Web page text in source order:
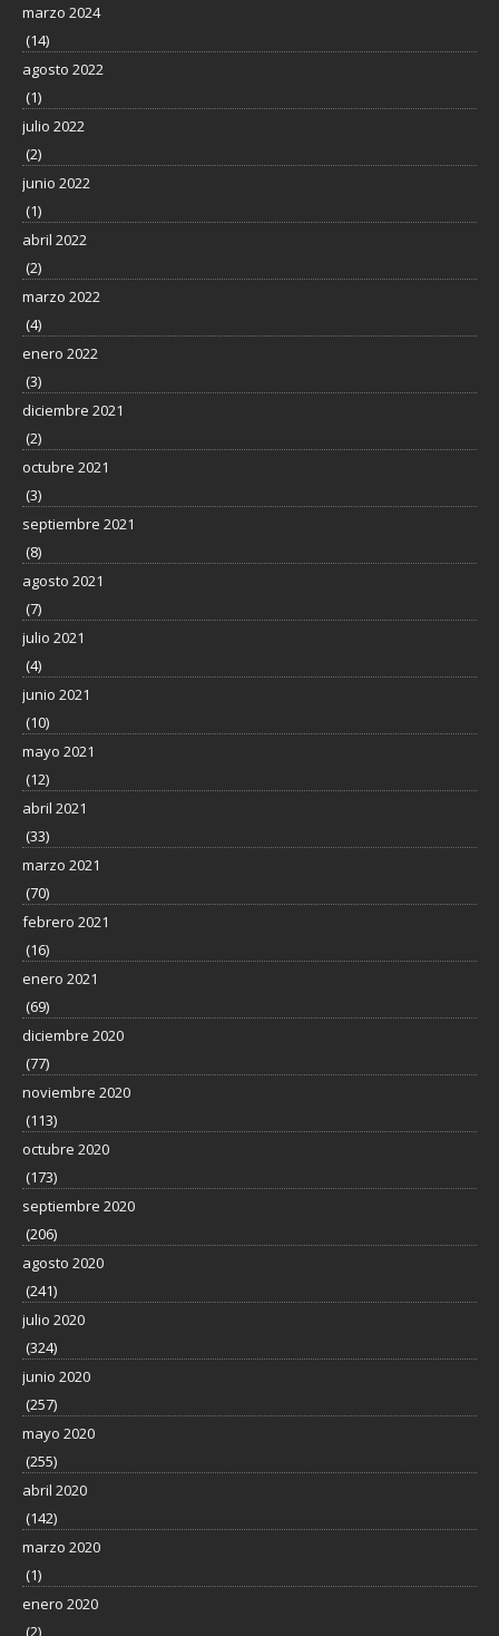
marzo 2024
(14)
agosto 2022
(1)
julio 2022
(2)
junio 2022
(1)
abril 2022
(2)
marzo 2022
(4)
enero 2022
(3)
diciembre 2021
(2)
octubre 2021
(3)
septiembre 2021
(8)
agosto 2021
(7)
julio 2021
(4)
junio 2021
(10)
mayo 2021
(12)
abril 2021
(33)
marzo 2021
(70)
febrero 2021
(16)
enero 2021
(69)
diciembre 2020
(77)
noviembre 2020
(113)
octubre 2020
(173)
septiembre 2020
(206)
agosto 2020
(241)
julio 2020
(324)
junio 2020
(257)
mayo 2020
(255)
abril 2020
(142)
marzo 2020
(1)
enero 2020
(2)